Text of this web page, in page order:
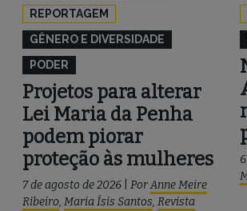
REPORTAGEM
GÊNERO E DIVERSIDADE
PODER
Projetos para alterar
Lei Maria da Penha
podem piorar
proteção às mulheres
7 de agosto de 2026 PorAnne Meire
Ribeiro, Maria Ísis Santos, Revista